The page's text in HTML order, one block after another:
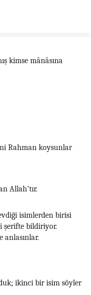
kimse mânâsına
Rahman koysunlar
Allah’tır.
isimlerden birisi
şerifte bildiriyor.
anlasınlar.
ikinci bir isim söyler